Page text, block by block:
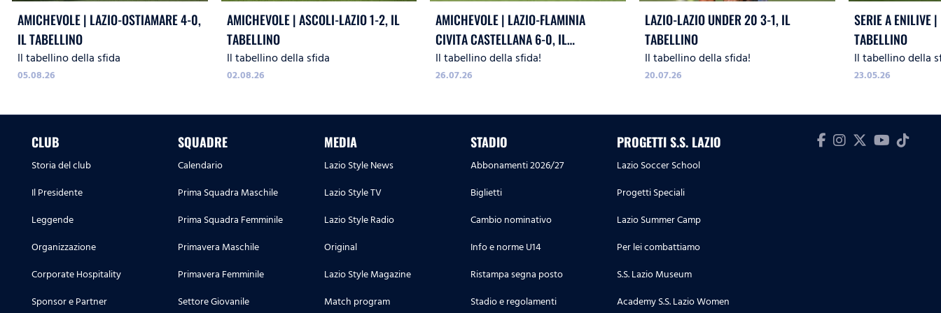
AMICHEVOLE | LAZIO-OSTIAMARE 4-0,
IL TABELLINO
Il tabellino della sfida
05.08.26
AMICHEVOLE | ASCOLI-LAZIO 1-2, IL
TABELLINO
Il tabellino della sfida
02.08.26
AMICHEVOLE | LAZIO-FLAMINIA
CIVITA CASTELLANA 6-0, IL
TABELLINO
Il tabellino della sfida!
26.07.26
LAZIO-LAZIO UNDER 20 3-1, IL
TABELLINO
Il tabellino della sfida!
20.07.26
SERIE A ENILIVE
TABELLINO
Il tabellino della
23.05.26
CLUB
Storia del club
Il Presidente
Leggende
Organizzazione
Corporate Hospitality
Sponsor e Partner
SQUADRE
Calendario
Prima Squadra Maschile
Prima Squadra Femminile
Primavera Maschile
Primavera Femminile
Settore Giovanile
MEDIA
Lazio Style News
Lazio Style TV
Lazio Style Radio
Original
Lazio Style Magazine
Match program
STADIO
Abbonamenti 2026/27
Biglietti
Cambio nominativo
Info e norme U14
Ristampa segna posto
Stadio e regolamenti
PROGETTI S.S. LAZIO
Lazio Soccer School
Progetti Speciali
Lazio Summer Camp
Per lei combattiamo
S.S. Lazio Museum
Academy S.S. Lazio Women